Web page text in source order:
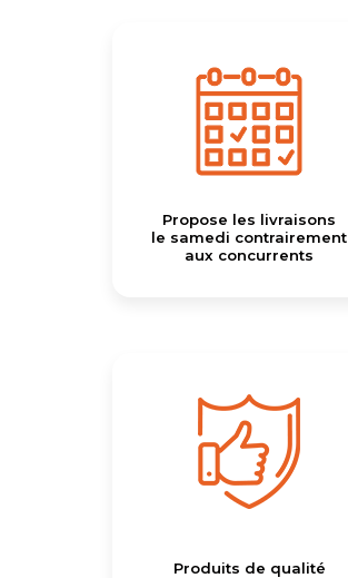
Propose les livraisons
le samedi contrairement
aux concurrents
Produits de qualité